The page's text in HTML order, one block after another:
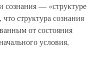
сознания — «структуре
структура сознания
от состояния
условия,